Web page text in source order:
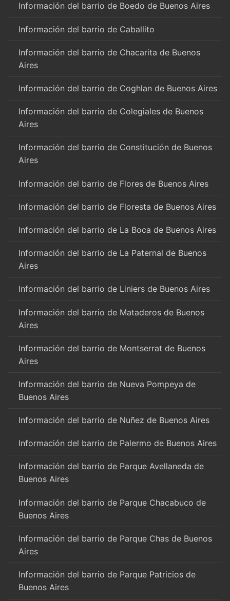
Información del barrio de Boedo de Buenos Aires
Información del barrio de Caballito
Información del barrio de Chacarita de Buenos
Aires
Información del barrio de Coghlan de Buenos Aires
Información del barrio de Colegiales de Buenos
Aires
Información del barrio de Constitución de Buenos
Aires
Información del barrio de Flores de Buenos Aires
Información del barrio de Floresta de Buenos Aires
Información del barrio de La Boca de Buenos Aires
Información del barrio de La Paternal de Buenos
Aires
Información del barrio de Liniers de Buenos Aires
Información del barrio de Mataderos de Buenos
Aires
Información del barrio de Montserrat de Buenos
Aires
Información del barrio de Nueva Pompeya de
Buenos Aires
Información del barrio de Nuñez de Buenos Aires
Información del barrio de Palermo de Buenos Aires
Información del barrio de Parque Avellaneda de
Buenos Aires
Información del barrio de Parque Chacabuco de
Buenos Aires
Información del barrio de Parque Chas de Buenos
Aires
Información del barrio de Parque Patricios de
Buenos Aires